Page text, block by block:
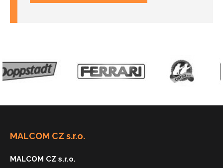
MALCOM CZ s.r.o.
MALCOM CZ s.r.o.